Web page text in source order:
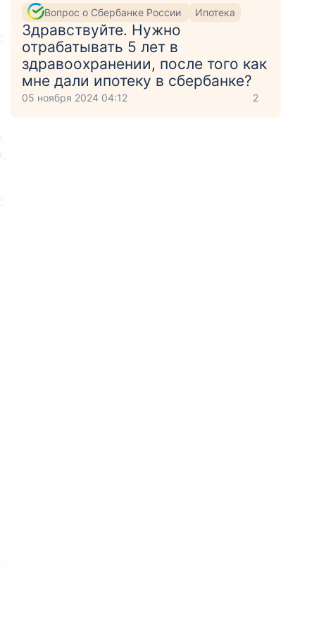
Вопрос о Сбербанке России Ипотека
Здравствуйте. Нужно
отрабатывать 5 лет в
здравоохранении, после того как
мне дали ипотеку в сбербанке?
05 ноября 2024 04:12 2